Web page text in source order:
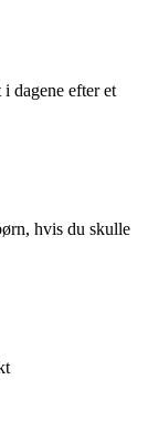
dagene efter et
hvis du skulle